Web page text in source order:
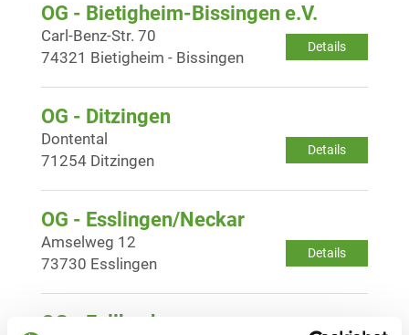
OG - Bietigheim-Bissingen e.V.
Details
Carl-Benz-Str. 70
74321 Bietigheim - Bissingen
OG - Ditzingen
Details
Dontental
71254 Ditzingen
OG - Esslingen/Neckar
Details
Amselweg 12
73730 Esslingen
OG - Fellbach